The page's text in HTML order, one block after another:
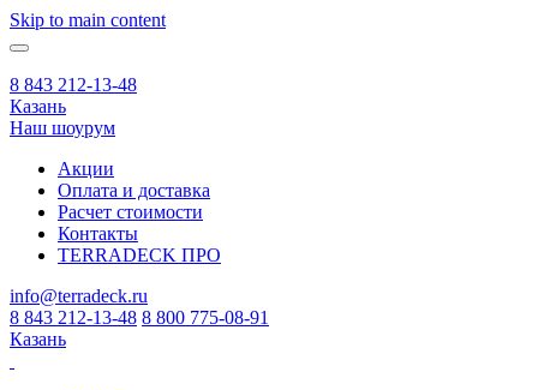
Skip to main content
8 843 212-13-48
Казань
Наш шоурум
Акции
Оплата и доставка
Расчет стоимости
Контакты
TERRADECK ПРО
info@terradeck.ru
8 843 212-13-48 8 800 775-08-91
Казань